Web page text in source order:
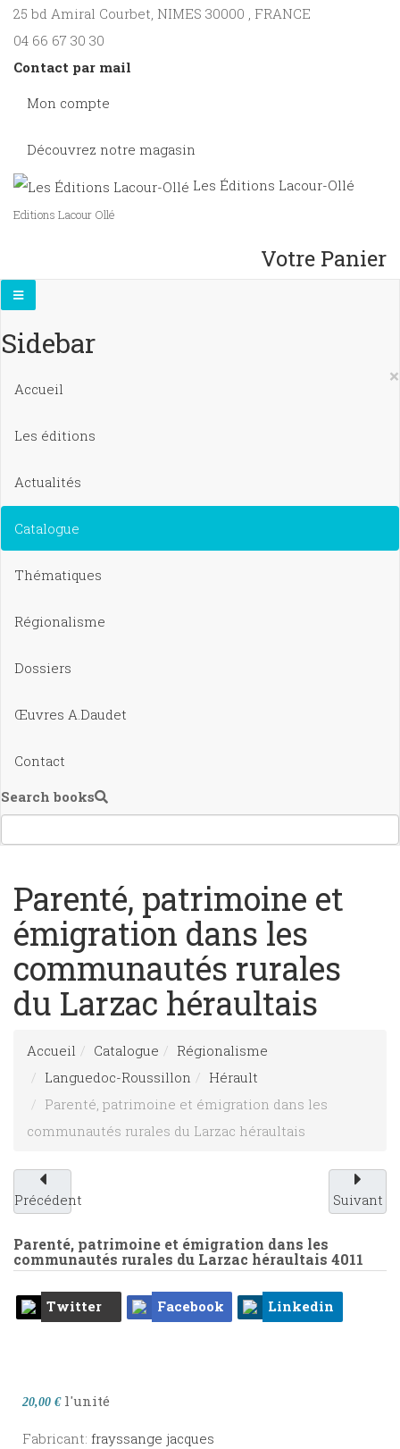
25 bd Amiral Courbet, NIMES 30000 , FRANCE
04 66 67 30 30
Contact par mail
Mon compte
Découvrez notre magasin
Les Éditions Lacour-Ollé
Editions Lacour Ollé
Votre Panier
Sidebar
×
Accueil
Les éditions
Actualités
Catalogue
Thématiques
Régionalisme
Dossiers
Œuvres A.Daudet
Contact
Search books
Parenté, patrimoine et
émigration dans les
communautés rurales
du Larzac héraultais
Accueil Catalogue
Régionalisme
Languedoc-Roussillon
Hérault
Parenté, patrimoine et émigration dans les
communautés rurales du Larzac héraultais
Précédent Suivant
Parenté, patrimoine et émigration dans les
communautés rurales du Larzac héraultais 4011
Twitter Facebook Linkedin
20,00 € l'unité
Fabricant: frayssange jacques